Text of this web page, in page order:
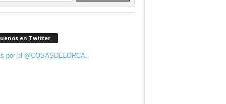
en Twitter
por el @COSASDELORCA.